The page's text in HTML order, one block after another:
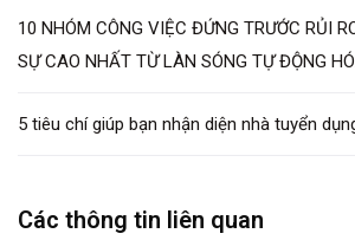
10 NHÓM CÔNG VIỆC ĐỨNG TRƯỚC RỦI
SỰ CAO NHẤT TỪ LÀN SÓNG TỰ ĐỘNG
5 tiêu chí giúp bạn nhận diện nhà tuyển
Các thông tin liên quan